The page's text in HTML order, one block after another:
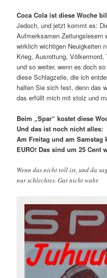
Coca Cola ist diese Woche
Jedoch, und jetzt kommt es:
Aufmerksamen Zeitungslesern
wirklich wichtigen Neuigkeiten
Krieg, Ausrottung,
und so weiter, wenn es doch
diese Schlagzeile, die ich
halten Sie sich fest, denn das
das erfüllt mich mit stolz und
Beim „Spar“ kostet diese
Und das ist noch nicht alles:
Am Freitag und am Samstag
EURO! Das sind um 25 Cent
Wenn das nicht toll ist, und da
nur schlechtes. Gar nicht wahr.